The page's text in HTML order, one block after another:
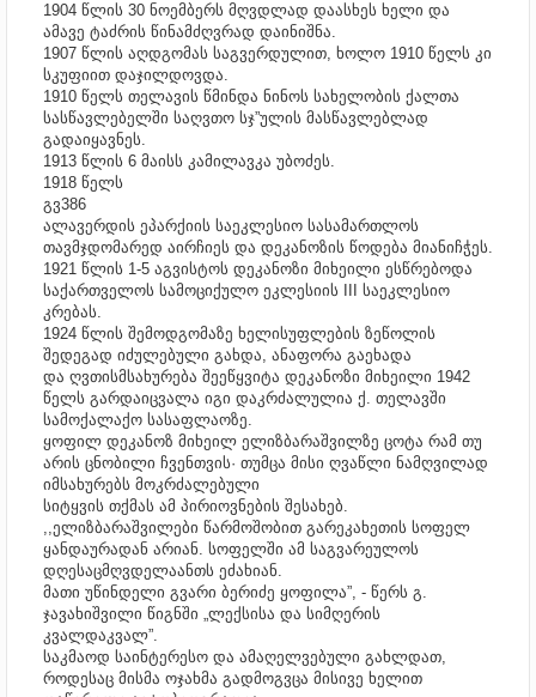
1904 წლის 30 ნოემბერს მღვდლად დაასხეს ხელი და
ამავე ტაძრის წინამძღვრად დაინიშნა.
1907 წლის აღდგომას საგვერდულით, ხოლო 1910 წელს კი
სკუფიით დაჯილდოვდა.
1910 წელს თელავის წმინდა ნინოს სახელობის ქალთა
სასწავლებელში საღვთო სჯ”ულის მასწავლებლად
გადაიყავნეს.
1913 წლის 6 მაისს კამილავკა უბოძეს.
1918 წელს
გვ386
ალავერდის ეპარქიის საეკლესიო სასამართლოს
თავმჯდომარედ აირჩიეს და დეკანოზის წოდება მიანიჩჭეს.
1921 წლის 1-5 აგვისტოს დეკანოზი მიხეილი ესწრებოდა
საქართველოს სამოციქულო ეკლესიის III საეკლესიო
კრებას.
1924 წლის შემოდგომაზე ხელისუფლების ზეწოლის
შედეგად იძულებული გახდა, ანაფორა გაეხადა
და ღვთისმსახურება შეეწყვიტა დეკანოზი მიხეილი 1942
წელს გარდაიცვალა იგი დაკრძალულია ქ. თელავში
სამოქალაქო სასაფლაოზე.
ყოფილ დეკანოზ მიხეილ ელიზბარაშვილზე ცოტა რამ თუ
არის ცნობილი ჩვენთვის· თუმცა მისი ღვაწლი ნამღვილად
იმსახურებს მოკრძალებული
სიტყვის თქმას ამ პირიოვნების შესახებ.
,,ელიზბარაშვილები წარმოშობით გარეკახეთის სოფელ
ყანდაურადან არიან. სოფელში ამ საგვარეულოს
დღესაცმღვდელაანთს ეძახიან.
მათი უწინდელი გვარი ბერიძე ყოფილა”, - წერს გ.
ჯავახიშვილი წიგნში „ლექსისა და სიმღერის
კვალდაკვალ”.
საკმაოდ საინტერესო და ამაღელვებული გახლდათ,
როდესაც მისმა ოჯახმა გადმოგვცა მისივე ხელით